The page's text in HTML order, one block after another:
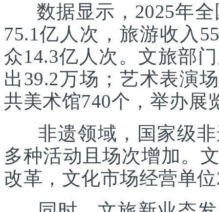
数据显示，2025年全
75.1亿人次，旅游收入
众14.3亿人次。文旅部
出39.2万场；艺术表演
共美术馆740个，举办展
非遗领域，国家级非
多种活动且场次增加。
改革，文化市场经营单